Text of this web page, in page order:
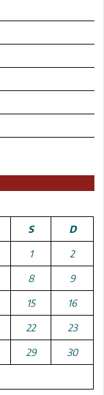
S D
1 2
8 9
15 16
22 23
29 30